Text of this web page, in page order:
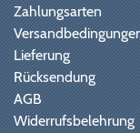
Zahlungsarten
Lieferung
Rücksendung
AGB
Widerrufsbelehrung